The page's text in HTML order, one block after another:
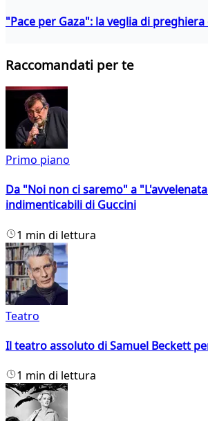
"Pace per Gaza": la veglia di
Raccomandati per te
Primo piano
Da "Noi non ci saremo" a
indimenticabili di Guccini
1 min di lettura
Teatro
Il teatro assoluto di Samuel Beckett
1 min di lettura